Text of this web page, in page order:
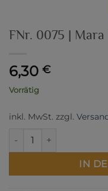
FNr. 0075 | Mara
6,30 €
Vorrätig
inkl. MwSt. zzgl.
FNr. 0075 | Mara 120
IN